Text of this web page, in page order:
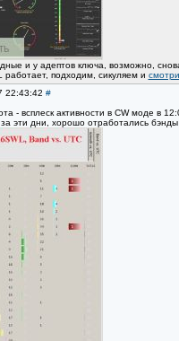
и у адептов ключа, возможно,
работает, подходим, сикуляем и
22:43:42 #
- всплеск активности в CW моде в
эти дни, хорошо отработались бэнды